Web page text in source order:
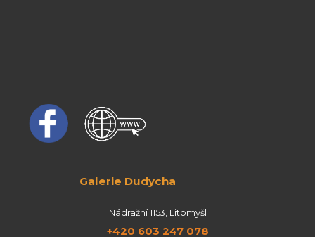
Galerie Dudycha
Nádražní 1153, Litomyšl
+420 603 247 078